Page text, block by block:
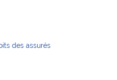
des assurés